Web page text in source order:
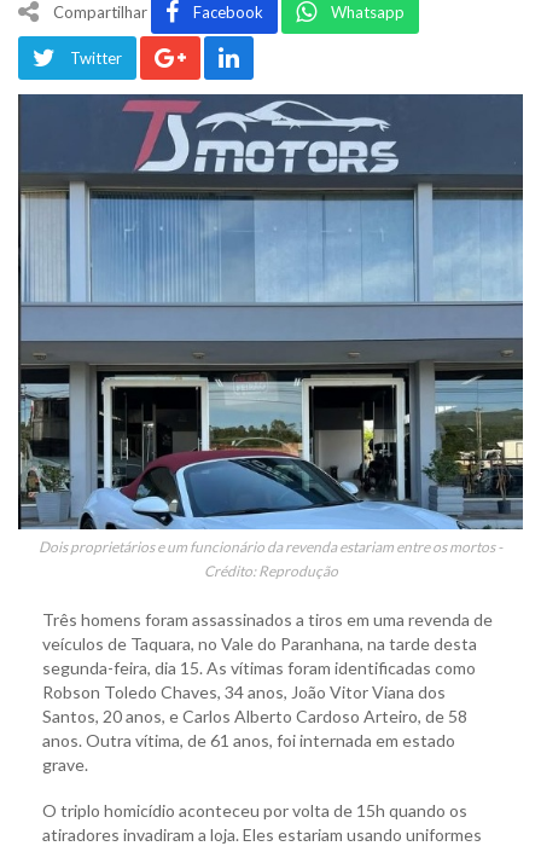
Compartilhar Facebook Whatsapp
Twitter
Dois proprietários e um funcionário da revenda estariam entre os mortos -
Crédito: Reprodução
Três homens foram assassinados a tiros em uma revenda de
veículos de Taquara, no Vale do Paranhana, na tarde desta
segunda-feira, dia 15. As vítimas foram identificadas como
Robson Toledo Chaves, 34 anos, João Vitor Viana dos
Santos, 20 anos, e Carlos Alberto Cardoso Arteiro, de 58
anos. Outra vítima, de 61 anos, foi internada em estado
grave.
O triplo homicídio aconteceu por volta de 15h quando os
atiradores invadiram a loja. Eles estariam usando uniformes